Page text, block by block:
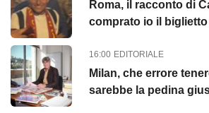
Roma, il racconto di
comprato io il
16:00 EDITORIALE
Milan, che errore
sarebbe la pedina